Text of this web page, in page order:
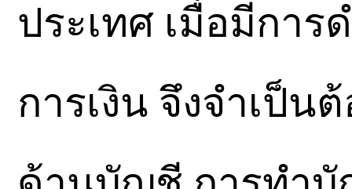
ประเทศ เมื่อมีการ
การเงิน จึงจำเป็น